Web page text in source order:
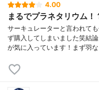
4.00
まるでプラネタリウム！
サーキュレーターと言われて
ず購入してしまいました笑結
が気に入っています！まず羽